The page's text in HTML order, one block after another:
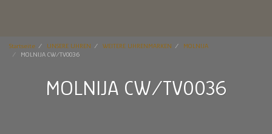
Startseite UNSERE UHREN WEITERE UHRENMARKEN
MOLNIJA
MOLNIJA CW/TV0036
MOLNIJA CW/TV0036